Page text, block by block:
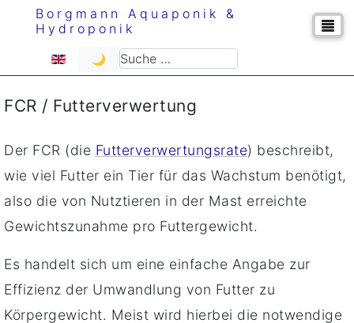
Borgmann Aquaponik &
Hydroponik
Sprache auswählen
🌙 Suchen
FCR / Futterverwertung
Der FCR (die Futterverwertungsrate) beschreibt,
wie viel Futter ein Tier für das Wachstum benötigt,
also die von Nutztieren in der Mast erreichte
Gewichtszunahme pro Futtergewicht.
Es handelt sich um eine einfache Angabe zur
Effizienz der Umwandlung von Futter zu
Körpergewicht. Meist wird hierbei die notwendige